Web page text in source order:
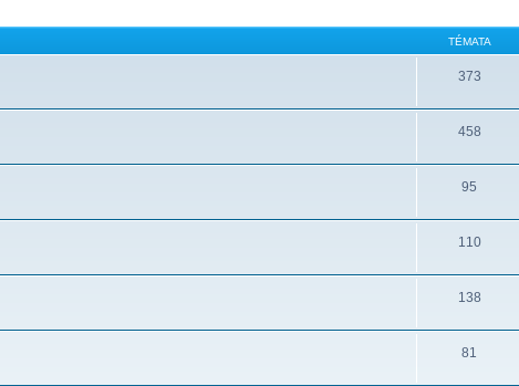
TÉMATA
373
458
95
110
138
81